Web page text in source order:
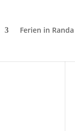
Ferien in Randa